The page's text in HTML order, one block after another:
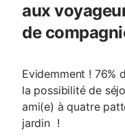
aux
de
Evidemment ! 76%
la possibilité de
ami(e) à quatre
jardin !